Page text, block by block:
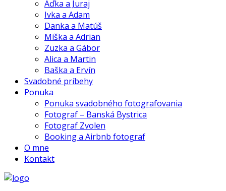
Aďka a Juraj
Ivka a Adam
Danka a Matúš
Miška a Adrian
Zuzka a Gábor
Alica a Martin
Baška a Ervín
Svadobné príbehy
Ponuka
Ponuka svadobného fotografovania
Fotograf – Banská Bystrica
Fotograf Zvolen
Booking a Airbnb fotograf
O mne
Kontakt